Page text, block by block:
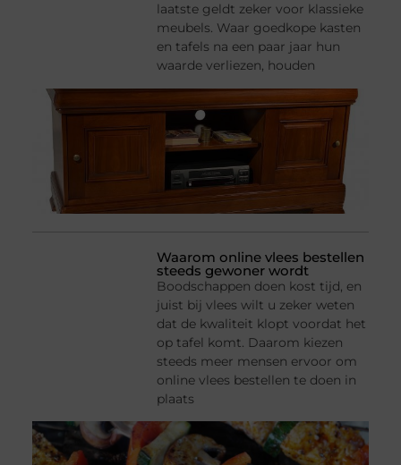
laatste geldt zeker voor klassieke
meubels. Waar goedkope kasten
en tafels na een paar jaar hun
waarde verliezen, houden
Waarom online vlees bestellen
steeds gewoner wordt
Boodschappen doen kost tijd, en
juist bij vlees wilt u zeker weten
dat de kwaliteit klopt voordat het
op tafel komt. Daarom kiezen
steeds meer mensen ervoor om
online vlees bestellen te doen in
plaats